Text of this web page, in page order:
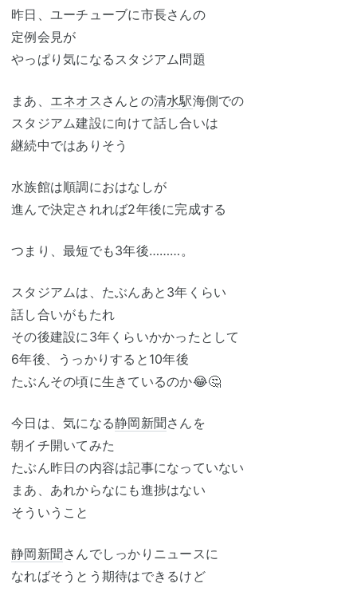
昨日、ユーチューブに市長さんの
定例会見が
やっぱり気になるスタジアム問題
まあ、 エネオス さんとの清水駅海側での
スタジアム建設に向けて話し合いは
継続中ではありそう
水族館は順調におはなしが
進んで決定されれば2年後に完成する
つまり、最短でも3年後………。
スタジアムは、たぶんあと3年くらい
話し合いがもたれ
その後建設に3年くらいかかったとして
6年後、うっかりすると10年後
たぶんその頃に生きているのか😂🤔
今日は、気になる静岡新聞 さんを
朝イチ開いてみた
たぶん昨日の内容は記事になっていない
まあ、あれからなにも進捗はない
そういうこと
静岡新聞 さんでしっかりニュースに
なればそうとう期待はできるけど